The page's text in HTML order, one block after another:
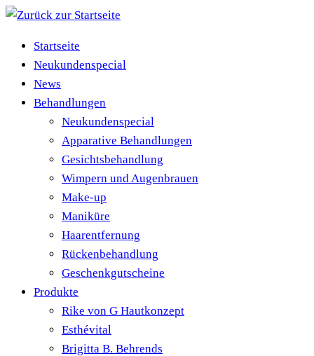
Zum
springenStartseite
Neukundenspecial
News
Behandlungen
Neukundenspecial
Apparative Behandlungen
Gesichtsbehandlung
Wimpern und Augenbrauen
Make-up
Maniküre
Haarentfernung
Rückenbehandlung
Geschenkgutscheine
Produkte
Rike von G Hautkonzept
Esthévital
Brigitta B. Behrends